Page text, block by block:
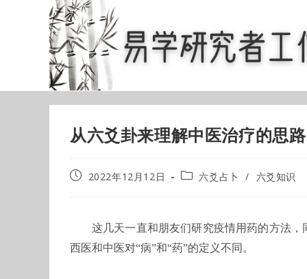
从六爻卦来理解中医治疗的思
Post2022年12月12日
Post六爻占卜 / 六爻知识
这几天一直和朋友们研究疫情用药的方法
西医和中医对“病”和“药”的定义不同。